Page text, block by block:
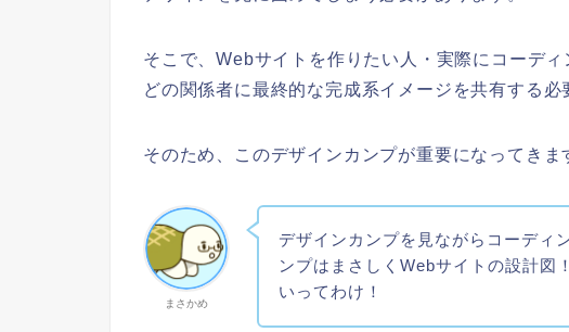
そこで、Webサイトを作りたい人・実際にコーデ
どの関係者に最終的な完成系イメージを共有する必
そのため、このデザインカンプが重要になってきま
まさかめ
デザインカンプを見ながらコーディ
ンプはまさしくWebサイトの設計図
いってわけ！